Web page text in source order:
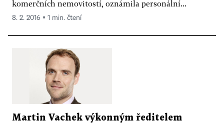
komerčních nemovitostí, oznámila personální...
8. 2. 2016 ▪ 1 min. čtení
Martin Vachek výkonným ředitelem